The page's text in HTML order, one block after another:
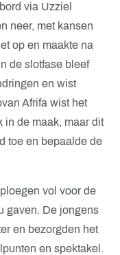
via Uzziel
neer, met kansen
op en maakte na
de slotfase bleef
en wist
Afrifa wist het
in de maak, maar dit
toe en bepaalde de
vol voor de
gaven. De jongens
en bezorgden het
en spektakel.